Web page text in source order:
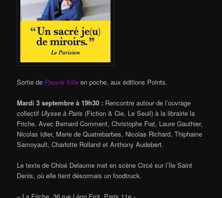
Sortie dePauvre folle en poche, aux éditions Points.
Mardi 3 septembre à 19h30 : Rencontre autour de l’ouvrage
collectif Ulysse à Paris (Fiction & Cie, Le Seuil) à la librairie la
Friche. Avec Bernard Comment, Christophe Fiat, Laure Gauthier,
Nicolas Idier, Marie de Quatrebarbes, Nicolas Richard, Thiphaine
Samoyault, Charlotte Rolland et Anthony Audebert.
Le texte de Chloé Delaume met en scène Circé sur l’Île Saint
Denis, où elle tient désormais un foodtruck.